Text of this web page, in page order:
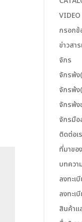
VIDEO
กรอกข้
ข่าวสา
จักร
จักรพ้ง
จักรพ้ง
จักรพ้ง
จักรมือ
ติดต่อเ
ที่มาขอ
บทควา
ลงทะเ
ลงทะเ
สินค้าแ